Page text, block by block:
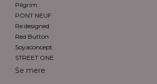
Pilgrim
PONT NEUF
Re:designed
Red Button
Soyaconcept
STREET ONE
Se mere